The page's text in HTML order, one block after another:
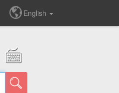
English